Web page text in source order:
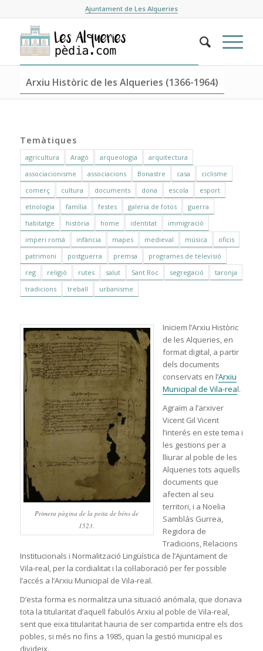
Ajuntament de Les Alqueries
Arxiu Històric de les Alqueries (1366-1964)
Temàtiques
agricultura Aragó arqueologia
arquitectura
associacionisme
associacions Bonastre casa
ciclisme
comerç
cultura documents dona escola
esport
etnologia
família festes galeria de fotos
guerra
habitatge
història home identitat
immigració
imperi romà
infància mapes medieval música
oficis
patrimoni
postguerra premsa
programes de televisió
reg
religió rutes salut Sant Roc segregació
taronja
tradicions
treball urbanisme
Primera pàgina de la peita de béns de
1523.
Iniciem l’Arxiu Històric
de les Alqueries, en
format digital, a partir
dels documents
conservats en l’Arxiu
Municipal de Vila-real.
Agraïm a l’arxiver
Vicent Gil Vicent
l’interés en este tema i
les gestions per a
lliurar al poble de les
Alqueries tots aquells
documents que
afecten al seu
territori, i a Noelia
Samblás Gurrea,
Regidora de
Tradicions, Relacions
Institucionals i Normalització Lingüística de l’Ajuntament de
Vila-real, per la cordialitat i la col·laboració per fer possible
l’accés a l’Arxiu Municipal de Vila-real.
D’esta forma es normalitza una situació anómala, que donava
tota la titularitat d’aquell fabulós Arxiu al poble de Vila-real,
sent que eixa titularitat hauria de ser compartida entre els dos
pobles, si més no fins a 1985, quan la gestió municipal es
divideix.